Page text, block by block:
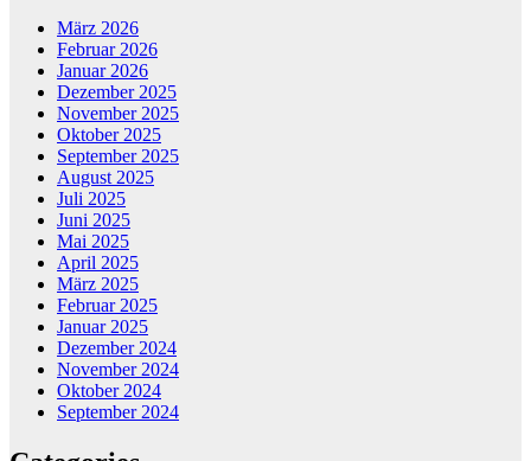
März 2026
Februar 2026
Januar 2026
Dezember 2025
November 2025
Oktober 2025
September 2025
August 2025
Juli 2025
Juni 2025
Mai 2025
April 2025
März 2025
Februar 2025
Januar 2025
Dezember 2024
November 2024
Oktober 2024
September 2024